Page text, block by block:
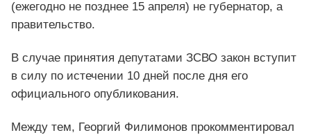
(ежегодно не позднее 15 апреля) не губернатор, а
правительство.
В случае принятия депутатами ЗСВО закон вступит
в силу по истечении 10 дней после дня его
официального опубликования.
Между тем, Георгий Филимонов прокомментировал